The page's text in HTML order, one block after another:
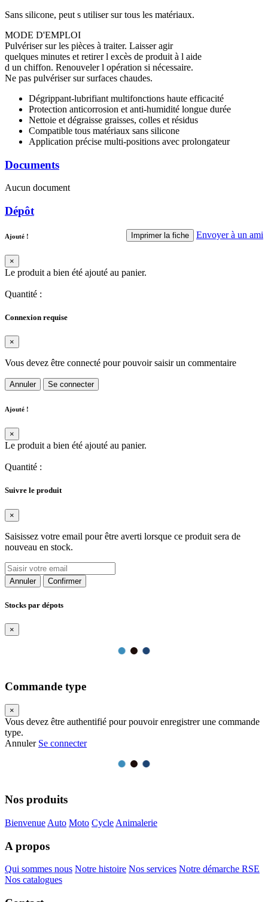
Sans silicone, peut s utiliser sur tous les matériaux.
MODE D'EMPLOI
Pulvériser sur les pièces à traiter. Laisser agir
quelques minutes et retirer l excès de produit à l aide
d un chiffon. Renouveler l opération si nécessaire.
Ne pas pulvériser sur surfaces chaudes.
Dégrippant-lubrifiant multifonctions haute efficacité
Protection anticorrosion et anti-humidité longue durée
Nettoie et dégraisse graisses, colles et résidus
Compatible tous matériaux sans silicone
Application précise multi-positions avec prolongateur
Documents
Aucun document
Dépôt
Imprimer la fiche Envoyer à un ami
Ajouté !
×
Le produit a bien été ajouté au panier.
Quantité :
Connexion requise
×
Vous devez être connecté pour pouvoir saisir un commentaire
Annuler Se connecter
Ajouté !
×
Le produit a bien été ajouté au panier.
Quantité :
Suivre le produit
×
Saisissez votre email pour être averti lorsque ce produit sera de
nouveau en stock.
Annuler Confirmer
Stocks par dépots
×
Commande type
×
Vous devez être authentifié pour pouvoir enregistrer une commande
type.
Annuler Se connecter
Nos produits
Bienvenue Auto Moto Cycle Animalerie
A propos
Qui sommes nous Notre histoire Nos services Notre démarche RSE
Nos catalogues